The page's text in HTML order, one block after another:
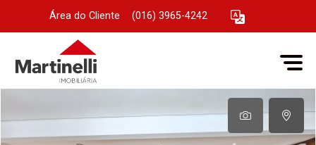
Área do Cliente (016) 3965-4242